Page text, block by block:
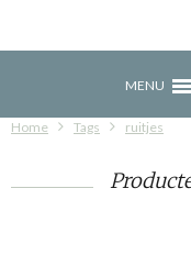
MENU
Home Tags ruitjes